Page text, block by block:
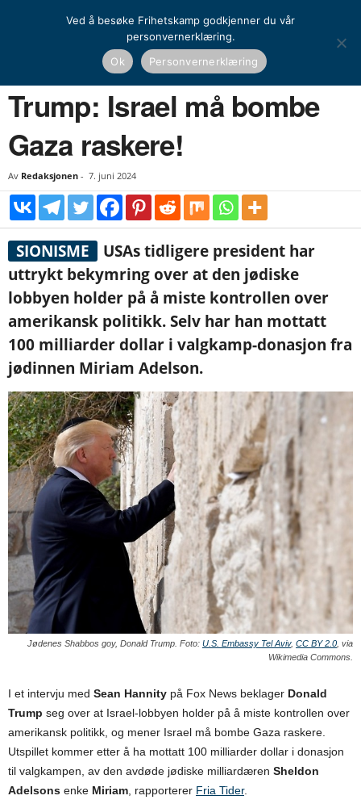
Trump: Israel må bombe Gaza raskere!
Trump: Israel må bombe
Gaza raskere!
Av Redaksjonen - 7. juni 2024
SIONISME
USAs tidligere president har
uttrykt bekymring over at den jødiske
lobbyen holder på å miste kontrollen over
amerikansk politikk. Selv har han mottatt
100 milliarder dollar i valgkamp-donasjon fra
jødinnen Miriam Adelson.
Jødenes Shabbos goy, Donald Trump. Foto: U.S. Embassy Tel Aviv, CC BY 2.0 , via
Wikimedia Commons.
I et intervju med Sean Hannity på Fox News beklager Donald
Trump seg over at Israel-lobbyen holder på å miste kontrollen over
amerikansk politikk, og mener Israel må bombe Gaza raskere.
Utspillet kommer etter å ha mottatt 100 milliarder dollar i donasjon
til valgkampen, av den avdøde jødiske milliardæren Sheldon
Adelsons enke Miriam , rapporterer Fria Tider.
Ved å besøke Frihetskamp godkjenner du vår
personvernerklæring.
Ok
Personvernerklæring